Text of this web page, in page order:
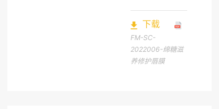
下载
FM-SC-
2022006-绵糖滋
养修护唇膜